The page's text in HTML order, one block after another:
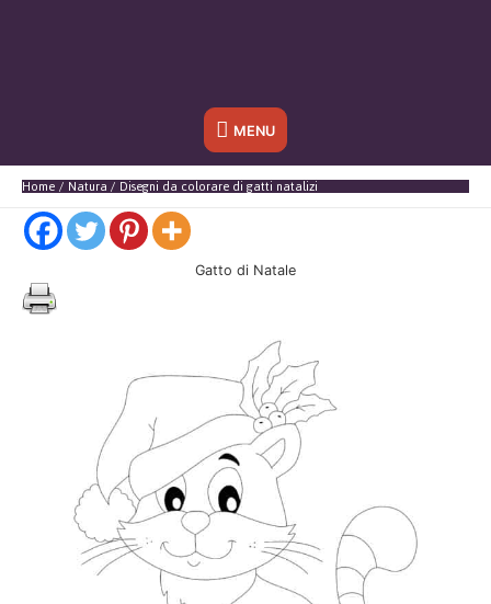
Sotto
l'header
MENU
Home Natura Disegni da colorare di gatti natalizi
Gatto di Natale